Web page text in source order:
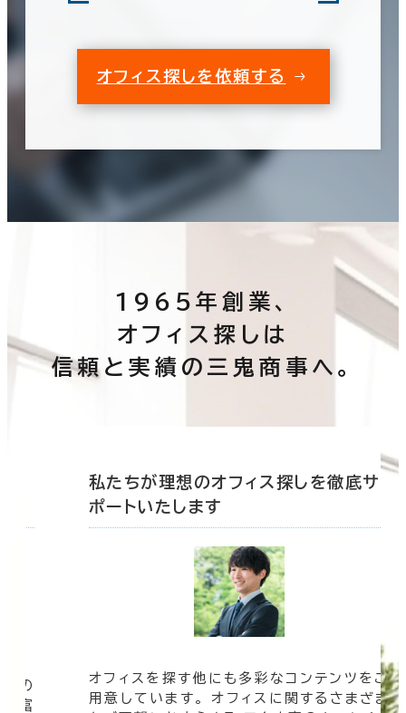
オフィス探しを依頼する
1965年創業、
オフィス探しは
信頼と実績の三鬼商事へ。
の
豊富
私たちが理想のオフィス探しを徹底サ
ポートいたします
オフィスを探す他にも多彩なコンテンツをご
用意しています。 オフィスに関するさまざま